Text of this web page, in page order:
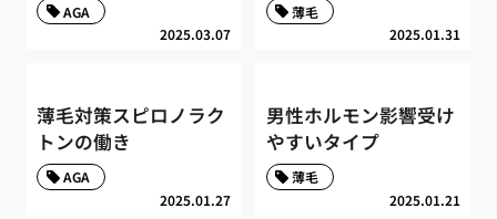
2025.03.07
AGA
2025.01.31
薄毛
薄毛対策スピロノラク
トンの働き
2025.01.27
AGA
男性ホルモン影響受け
やすいタイプ
2025.01.21
薄毛